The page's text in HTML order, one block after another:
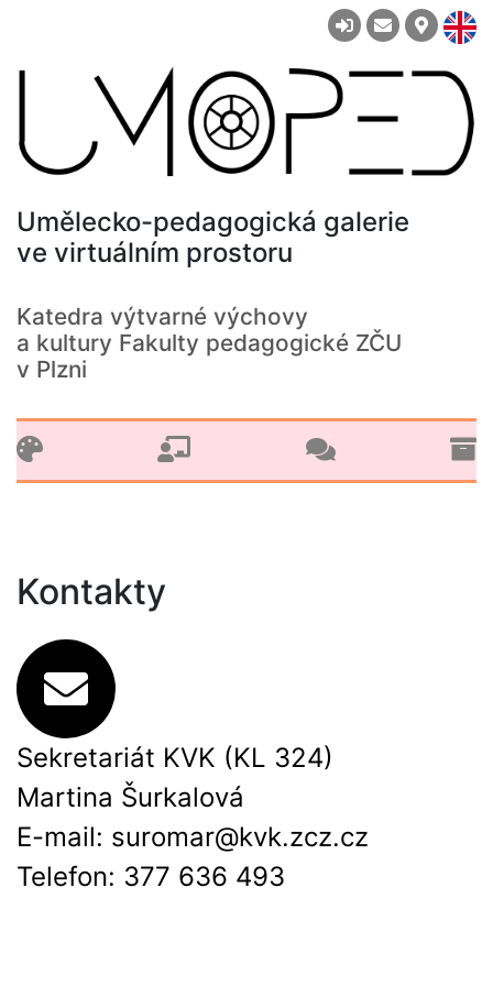
Umělecko-pedagogická galerie
ve virtuálním prostoru
Katedra výtvarné výchovy
a kultury Fakulty pedagogické ZČU
v Plzni
Kontakty
Sekretariát KVK (KL 324)
Martina Šurkalová
E-mail: suromar@kvk.zcz.cz
Telefon: 377 636 493